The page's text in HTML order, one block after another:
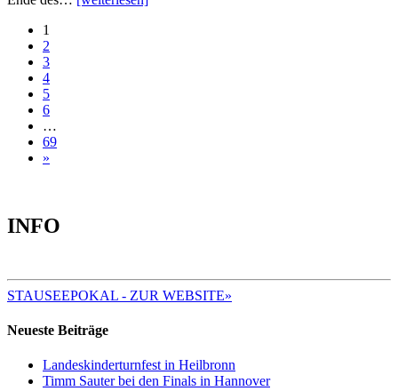
1
2
3
4
5
6
…
69
»
INFO
STAUSEEPOKAL - ZUR WEBSITE»
Neueste Beiträge
Landeskinderturnfest in Heilbronn
Timm Sauter bei den Finals in Hannover